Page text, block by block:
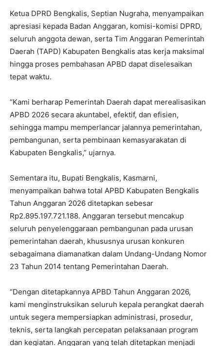
Ketua DPRD Bengkalis, Septian Nugraha, menyampaikan
apresiasi kepada Badan Anggaran, komisi-komisi DPRD,
seluruh anggota dewan, serta Tim Anggaran Pemerintah
Daerah (TAPD) Kabupaten Bengkalis atas kerja maksimal
hingga proses pembahasan APBD dapat diselesaikan
tepat waktu.
“Kami berharap Pemerintah Daerah dapat merealisasikan
APBD 2026 secara akuntabel, efektif, dan efisien,
sehingga mampu memperlancar jalannya pemerintahan,
pembangunan, serta pembinaan kemasyarakatan di
Kabupaten Bengkalis,” ujarnya.
Sementara itu, Bupati Bengkalis, Kasmarni,
menyampaikan bahwa total APBD Kabupaten Bengkalis
Tahun Anggaran 2026 ditetapkan sebesar
Rp2.895.197.721.188. Anggaran tersebut mencakup
seluruh penyelenggaraan pembangunan pada urusan
pemerintahan daerah, khususnya urusan konkuren
sebagaimana diamanatkan dalam Undang-Undang Nomor
23 Tahun 2014 tentang Pemerintahan Daerah.
“Dengan ditetapkannya APBD Tahun Anggaran 2026,
kami menginstruksikan seluruh kepala perangkat daerah
untuk segera mempersiapkan administrasi, prosedur,
teknis, serta langkah percepatan pelaksanaan program
dan kegiatan. Anggaran yang telah ditetapkan menjadi